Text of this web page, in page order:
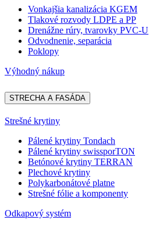
Vonkajšia kanalizácia KGEM
Tlakové rozvody LDPE a PP
Drenážne rúry, tvarovky PVC-U
Odvodnenie, separácia
Poklopy
Výhodný nákup
STRECHA A FASÁDA
Strešné krytiny
Pálené krytiny Tondach
Pálené krytiny swissporTON
Betónové krytiny TERRAN
Plechové krytiny
Polykarbonátové platne
Strešné fólie a komponenty
Odkapový systém